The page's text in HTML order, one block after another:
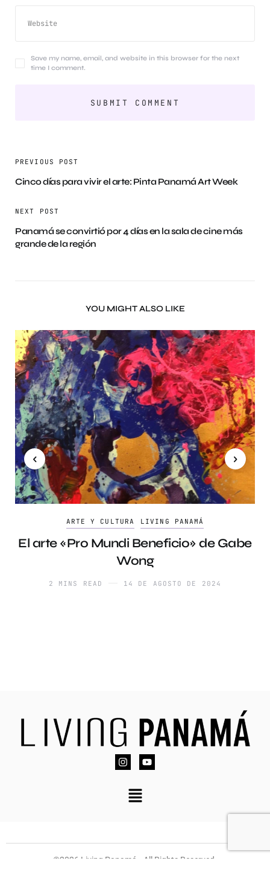
Save my name, email, and website in this browser for the next
time I comment.
PREVIOUS POST
Cinco días para vivir el arte: Pinta Panamá Art Week
NEXT POST
Panamá se convirtió por 4 días en la sala de cine más
grande de la región
YOU MIGHT ALSO LIKE
ARTE Y CULTURA LIVING PANAMÁ
El arte «Pro Mundi Beneficio» de Gabe
Wong
2 MINS READ 14 DE AGOSTO DE 2024
©2026 Living Panamá • All Rights Reserved.